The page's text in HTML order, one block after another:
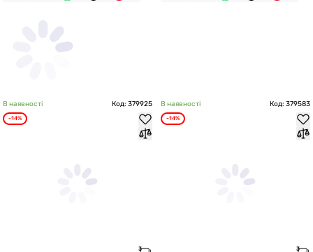
В наявності Код: 379925
-14%
В наявності Код: 379583
-14%